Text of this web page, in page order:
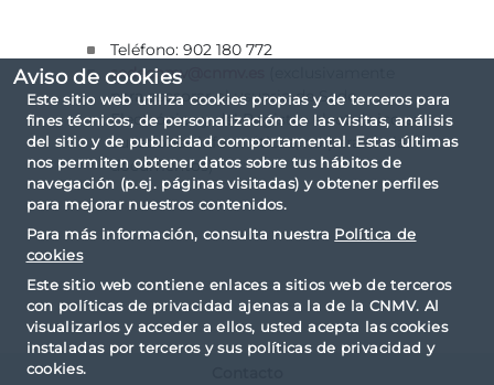
Aviso de cookies
Este sitio web utiliza cookies propias y de terceros para
fines técnicos, de personalización de las visitas, análisis
del sitio y de publicidad comportamental. Estas últimas
nos permiten obtener datos sobre tus hábitos de
navegación (p.ej. páginas visitadas) y obtener perfiles
para mejorar nuestros contenidos.
Para más información, consulta nuestra Política de
cookies
Este sitio web contiene enlaces a sitios web de terceros
con políticas de privacidad ajenas a la de la CNMV. Al
visualizarlos y acceder a ellos, usted acepta las cookies
instaladas por terceros y sus políticas de privacidad y
cookies.
Teléfono: 902 180 772
sedecnmv@cnmv.es
para asesorar al usuario de Sede
Electrónica y del Registro electrónico en
cuestiones informáticas, no para enviar
documentos)